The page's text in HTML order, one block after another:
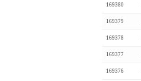
169380
169379
169378
169377
169376